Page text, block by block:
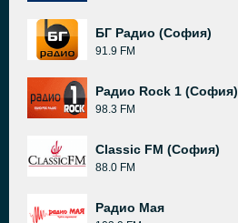
БГ Радио (София)
91.9 FM
Радио Rock 1 (София)
98.3 FM
Classic FM (София)
88.0 FM
Радио Мая